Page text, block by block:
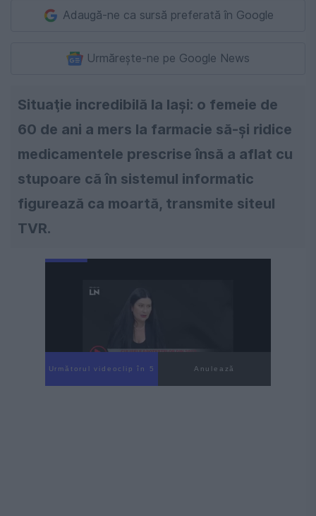
Adaugă-ne ca sursă preferată în Google
Urmărește-ne pe Google News
Situaţie incredibilă la Iaşi: o femeie de
60 de ani a mers la farmacie să-şi ridice
medicamentele prescrise însă a aflat cu
stupoare că în sistemul informatic
figurează ca moartă, transmite siteul
TVR.
Următorul videoclip în 4 Anulează